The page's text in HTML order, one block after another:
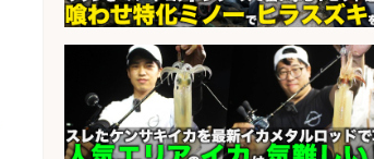
会社名 株式会社ホットスタッフ五日市
sponsored by 求人ボックス
さらに求人情報を見る